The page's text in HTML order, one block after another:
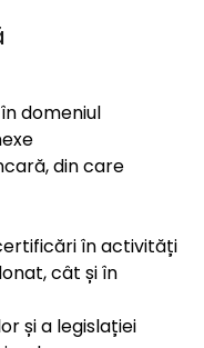
domeniul
din care
în activități
cât și în
și a legislației